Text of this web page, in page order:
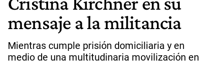
mensaje a la militancia
Mientras cumple prisión domiciliaria y en
medio de una multitudinaria movilización en